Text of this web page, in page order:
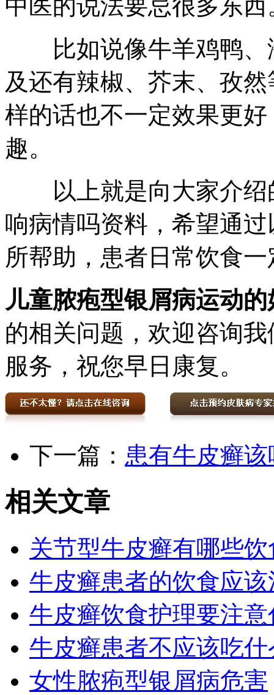
中医的说法要忌很多东西
比如说像牛羊鸡鸭、
及还有辣椒、芥末、孜
样的话也不一定效果更
趣。
以上就是向大家介绍
响病情吗资料，希望通
所帮助，患者日常饮食
儿童脓疱型银屑病运动
的相关问题，欢迎咨询
服务，祝您早日康复。
下一篇： 患有牛皮癣
相关文章
关节型牛皮癣有哪些
牛皮癣患者的饮食应
牛皮癣饮食护理要注意
牛皮癣患者不应该吃什
女性脓疱型银屑病危害